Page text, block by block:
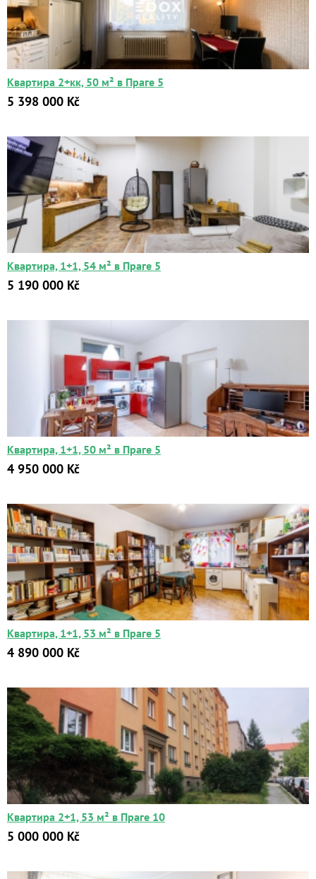
Квартира 2+кк, 50 м² в Праге 5
5 398 000 Kč
Квартира, 1+1, 54 м² в Праге 5
5 190 000 Kč
Квартира, 1+1, 50 м² в Праге 5
4 950 000 Kč
Квартира, 1+1, 53 м² в Праге 5
4 890 000 Kč
Квартира 2+1, 53 м² в Праге 10
5 000 000 Kč